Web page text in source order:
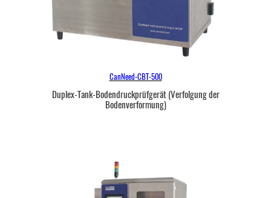
CanNeed-CBT-500
Duplex-Tank-Bodendruckprüfgerät (Verfolgung der
Bodenverformung)